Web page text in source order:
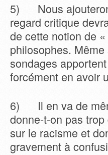
5) Nous
regard critique
de cette notion de
philosophes.
sondages
forcément en avoir
6) Il en va de
donne-t-on pas
sur le racisme et
gravement à